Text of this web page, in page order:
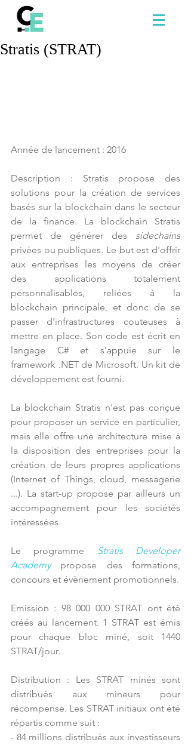
Stratis (STRAT)
Année de lancement : 2016
Description : Stratis propose des
solutions pour la création de services
basés sur la blockchain dans le secteur
de la finance. La blockchain Stratis
permet de générer des sidechains
privées ou publiques. Le but est d'offrir
aux entreprises les moyens de créer
des applications totalement
personnalisables, reliées à la
blockchain principale, et donc de se
passer d'infrastructures couteuses à
mettre en place. Son code est écrit en
langage C# et s'appuie sur le
framework .NET de Microsoft. Un kit de
développement est fourni.
La blockchain Stratis n'est pas conçue
pour proposer un service en particulier,
mais elle offre une architecture mise à
la disposition des entreprises pour la
création de leurs propres applications
(Internet of Things, cloud, messagerie
...). La start-up propose par ailleurs un
accompagnement pour les sociétés
intéressées.
Le programme Stratis Developer
Academy
propose des formations,
concours et évènement promotionnels.
Emission : 98 000 000 STRAT ont été
créés au lancement. 1 STRAT est émis
pour chaque bloc miné, soit 1440
STRAT/jour.
Distribution : Les STRAT minés sont
distribués aux mineurs pour
récompense. Les STRAT initiaux ont été
répartis comme suit :
- 84 millions distribués aux investisseurs